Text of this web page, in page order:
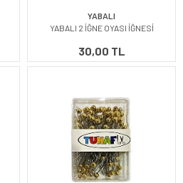
YABALI
YABALI 2 İĞNE OYASI İĞNESİ
30,00 TL